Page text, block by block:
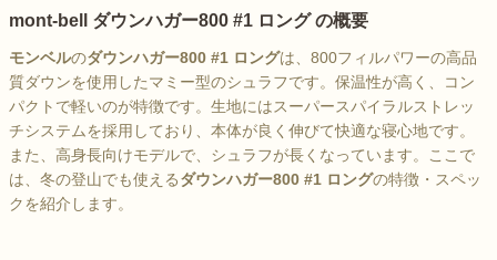
mont-bell ダウンハガー800 #1 ロング の概要
モンベルのダウンハガー800 #1 ロングは、800フィルパワーの高品
質ダウンを使用したマミー型のシュラフです。保温性が高く、コン
パクトで軽いのが特徴です。生地にはスーパースパイラルストレッ
チシステムを採用しており、本体が良く伸びて快適な寝心地です。
また、高身長向けモデルで、シュラフが長くなっています。ここで
は、冬の登山でも使えるダウンハガー800 #1 ロングの特徴・スペッ
クを紹介します。